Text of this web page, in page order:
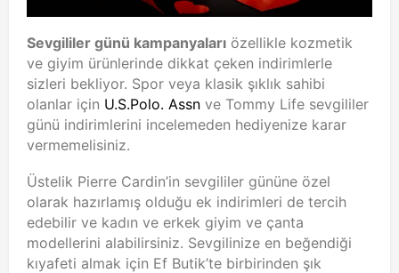
Sevgililer günü kampanyaları özellikle kozmetik
ve giyim ürünlerinde dikkat çeken indirimlerle
sizleri bekliyor. Spor veya klasik şıklık sahibi
olanlar için U.S.Polo. Assn ve Tommy Life sevgililer
günü indirimlerini incelemeden hediyenize karar
vermemelisiniz.
Üstelik Pierre Cardin’in sevgililer gününe özel
olarak hazırlamış olduğu ek indirimleri de tercih
edebilir ve kadın ve erkek giyim ve çanta
modellerini alabilirsiniz. Sevgilinize en beğendiği
kıyafeti almak için Ef Butik’te birbirinden şık